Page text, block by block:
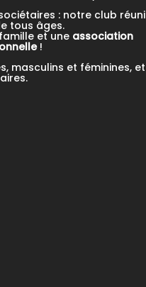
: notre club
tous âges.
famille et une association
!
masculins et féminines, et